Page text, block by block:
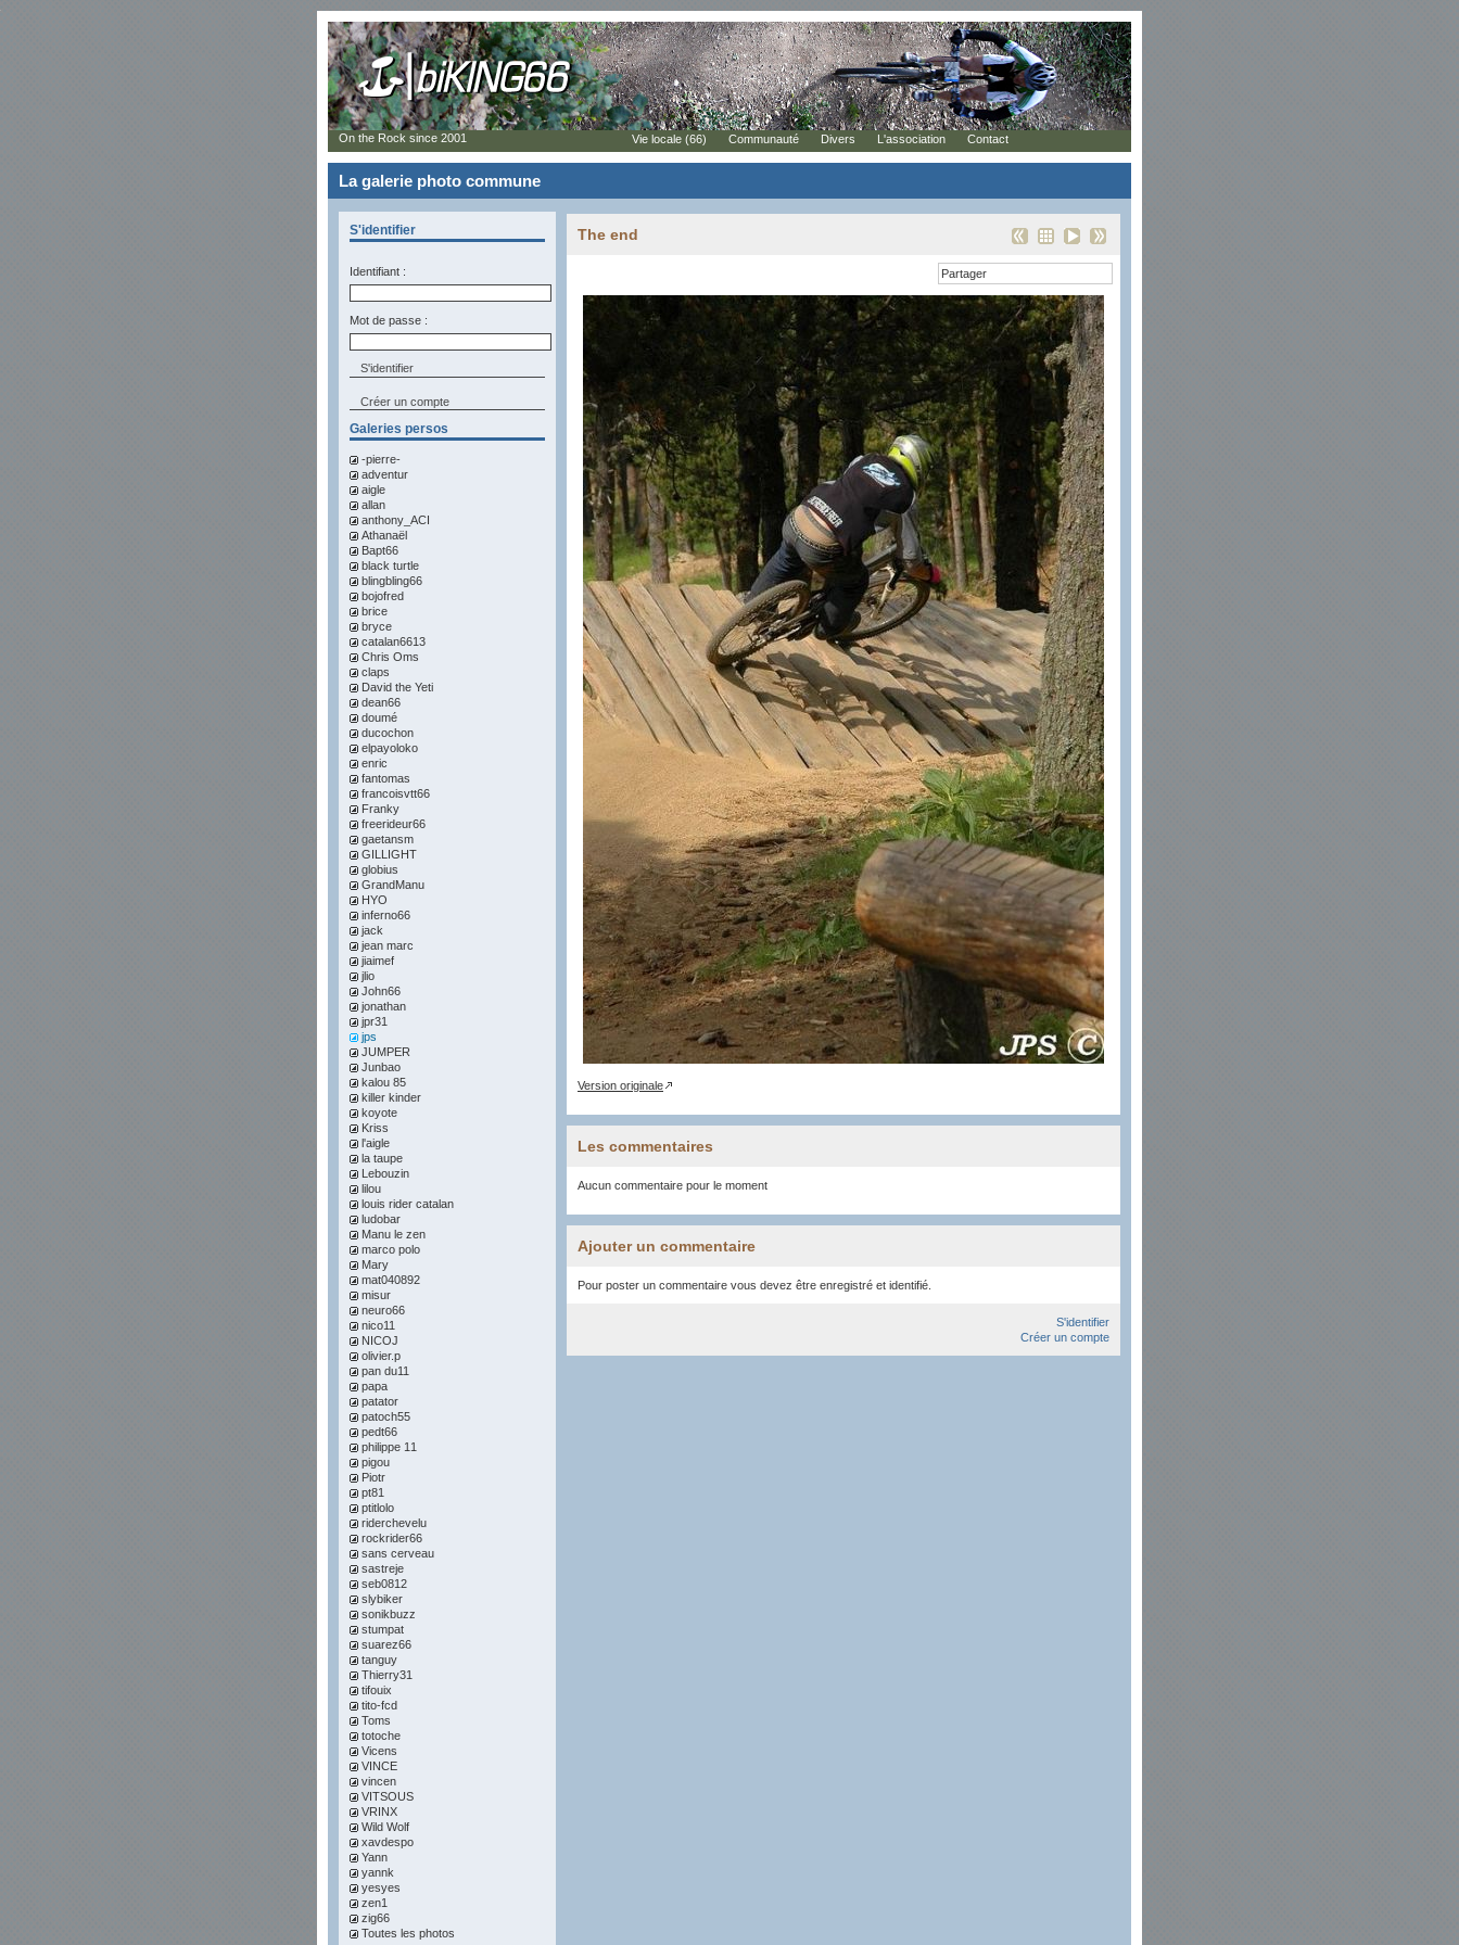
La galerie photo commune
S'identifier
Identifiant :
Mot de passe :
Créer un compte
Galeries persos
-pierre-
adventur
aigle
allan
anthony_ACI
Athanaël
Bapt66
black turtle
blingbling66
bojofred
brice
bryce
catalan6613
Chris Oms
claps
David the Yeti
dean66
doumé
ducochon
elpayoloko
enric
fantomas
francoisvtt66
Franky
freerideur66
gaetansm
GILLIGHT
globius
GrandManu
HYO
inferno66
jack
jean marc
jiaimef
jlio
John66
jonathan
jpr31
jps
JUMPER
Junbao
kalou 85
killer kinder
koyote
Kriss
l'aigle
la taupe
Lebouzin
lilou
louis rider catalan
ludobar
Manu le zen
marco polo
Mary
mat040892
misur
neuro66
nico11
NICOJ
olivier.p
pan du11
papa
patator
patoch55
pedt66
philippe 11
pigou
Piotr
pt81
ptitlolo
riderchevelu
rockrider66
sans cerveau
sastreje
seb0812
slybiker
sonikbuzz
stumpat
suarez66
tanguy
Thierry31
tifouix
tito-fcd
Toms
totoche
Vicens
VINCE
vincen
VITSOUS
VRINX
Wild Wolf
xavdespo
Yann
yannk
yesyes
zen1
zig66
Toutes les photos
The end
Partager
Version originale
Les commentaires
Aucun commentaire pour le moment
Ajouter un commentaire
Pour poster un commentaire vous devez être enregistré et identifié.
S'identifier
Créer un compte
On the Rock since 2001 Vie locale (66) Communauté Divers L'association Contact